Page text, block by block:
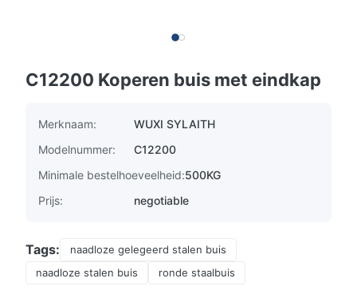
C12200 Koperen buis met eindkap
Merknaam:
WUXI SYLAITH
Modelnummer:
C12200
Minimale bestelhoeveelheid:500KG
Prijs:
negotiable
Tags:
naadloze gelegeerd stalen buis
naadloze stalen buis
ronde staalbuis